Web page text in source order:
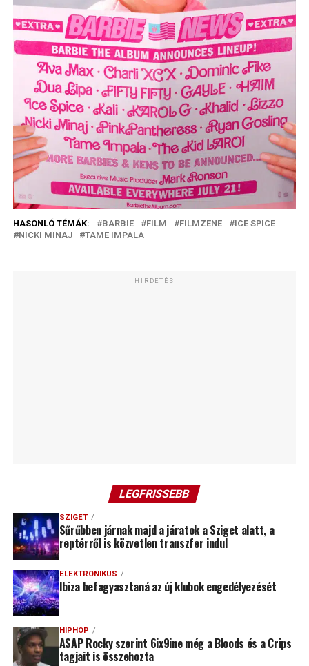
HASONLÓ TÉMÁK: BARBIE FILM FILMZENE
ICE SPICE
NICKI MINAJ
TAME IMPALA
HIRDETÉS
LEGFRISSEBB
SZIGET
Sűrűbben járnak majd a járatok a Sziget alatt, a
reptérről is közvetlen transzfer indul
ELEKTRONIKUS
Ibiza befagyasztaná az új klubok engedélyezését
HIPHOP
A$AP Rocky szerint 6ix9ine még a Bloods és a Crips
tagjait is összehozta